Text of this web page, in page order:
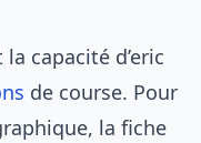
capacité d’eric
de course. Pour
la fiche